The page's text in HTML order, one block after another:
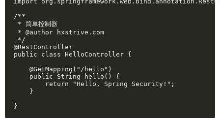
/**
* 简单控制器
* @author hxstrive.com
*/
@RestController
public class HelloController {
@GetMapping("/hello")
public String hello() {
return "Hello, Spring Security!";
}
}